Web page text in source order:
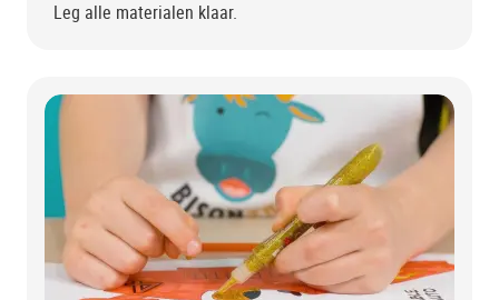
Leg alle materialen klaar.